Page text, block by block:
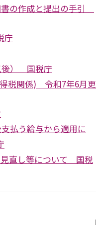
の作成と提出の手引
庁
後） 国税庁
税関係) 令和7年6月更
払う給与から適用に
直し等について 国税